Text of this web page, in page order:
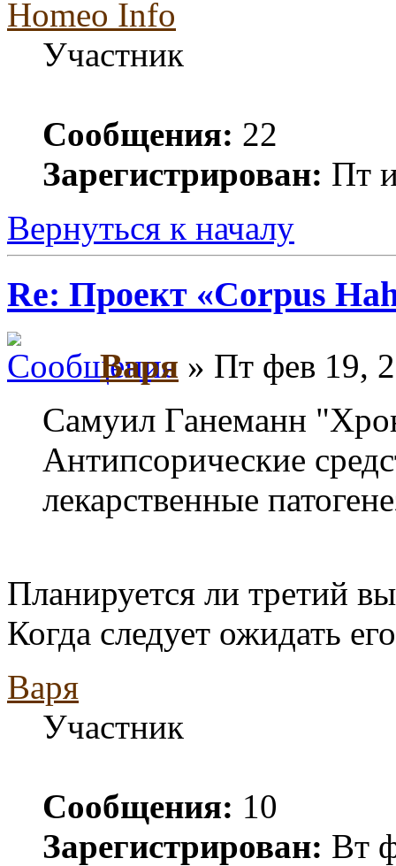
Homeo Info
Участник
Сообщения: 22
Зарегистрирован: Пт
Вернуться к началу
Re: Проект «Corpus
Варя » Пт фев 19,
Самуил Ганеманн
Антипсорические
лекарственные
Планируется ли третий
Когда следует ожидать
Варя
Участник
Сообщения: 10
Зарегистрирован: Вт